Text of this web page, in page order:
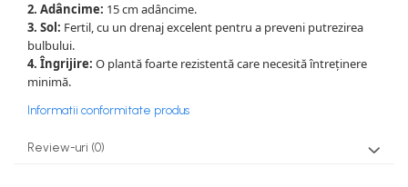
2. Adâncime: 15 cm adâncime.
3. Sol: Fertil, cu un drenaj excelent pentru a preveni putrezirea
bulbului.
4. Îngrijire: O plantă foarte rezistentă care necesită întreținere
minimă.
Informatii conformitate produs
Review-uri (0)